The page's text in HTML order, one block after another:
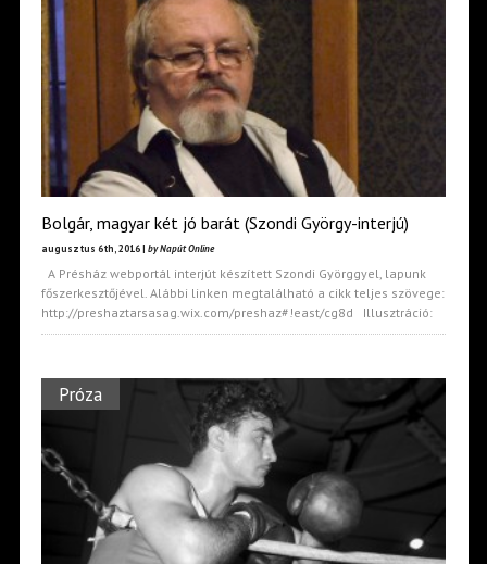
Bolgár, magyar két jó barát (Szondi György-interjú)
augusztus 6th, 2016 | by Napút Online
A Présház webportál interjút készített Szondi Györggyel, lapunk
főszerkesztőjével. Alábbi linken megtalálható a cikk teljes szövege:
http://preshaztarsasag.wix.com/preshaz#!east/cg8d Illusztráció:
Próza